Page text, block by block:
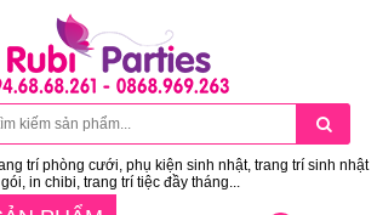
trí phòng cưới, phụ kiện sinh nhật, trang trí sinh nhật
in chibi, trang trí tiệc đầy tháng...